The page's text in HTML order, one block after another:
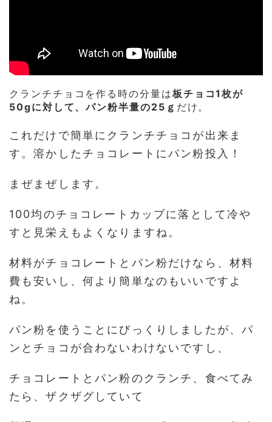
クランチチョコを作る時の分量は板チョコ1枚が
50gに対して、パン粉半量の25ｇ だけ。
これだけで簡単にクランチチョコが出来ま
す。溶かしたチョコレートにパン粉投入！
まぜまぜします。
100均のチョコレートカップに落として冷や
すと見栄えもよくなりますね。
材料がチョコレートとパン粉だけなら、材料
費も安いし、何より簡単なのもいいですよ
ね。
パン粉を使うことにびっくりしましたが、パ
ンとチョコが合わないわけないですし、
チョコレートとパン粉のクランチ、食べてみ
たら、ザクザグしていて